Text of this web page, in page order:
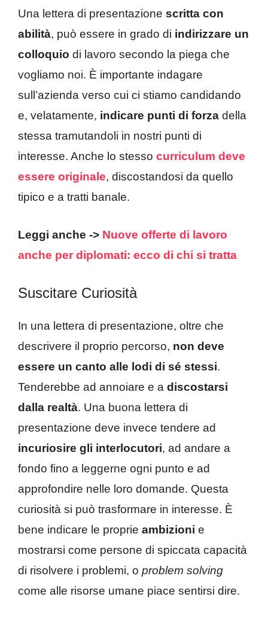
Una lettera di presentazione scritta con
abilità, può essere in grado di indirizzare un
colloquio di lavoro secondo la piega che
vogliamo noi. È importante indagare
sull’azienda verso cui ci stiamo candidando
e, velatamente, indicare punti di forza della
stessa tramutandoli in nostri punti di
interesse. Anche lo stesso curriculum deve
essere originale, discostandosi da quello
tipico e a tratti banale.
Leggi anche -> Nuove offerte di lavoro
anche per diplomati: ecco di chi si tratta
Suscitare Curiosità
In una lettera di presentazione, oltre che
descrivere il proprio percorso, non deve
essere un canto alle lodi di sé stessi.
Tenderebbe ad annoiare e a discostarsi
dalla realtà. Una buona lettera di
presentazione deve invece tendere ad
incuriosire gli interlocutori, ad andare a
fondo fino a leggerne ogni punto e ad
approfondire nelle loro domande. Questa
curiosità si può trasformare in interesse. È
bene indicare le proprie ambizioni e
mostrarsi come persone di spiccata capacità
di risolvere i problemi, o problem solving
come alle risorse umane piace sentirsi dire.